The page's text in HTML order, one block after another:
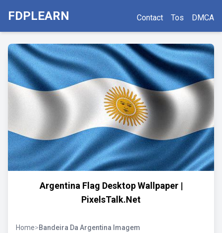
FDPLEARN Contact Tos DMCA
Argentina Flag Desktop Wallpaper |
PixelsTalk.Net
Home>Bandeira Da Argentina Imagem